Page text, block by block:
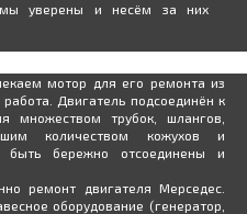
мы уверены и несём за них
мотор для его ремонта из
Двигатель подсоединён к
множеством трубок, шлангов,
количеством кожухов и
бережно отсоединены и
ремонт двигателя Мерседес.
оборудование (генератор,